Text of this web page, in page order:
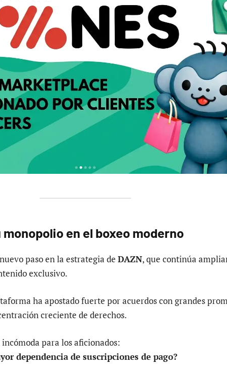
en el boxeo moderno
paso en la estrategia de DAZN, que continúa
exclusivo.
ha apostado fuerte por acuerdos con grandes
creciente de derechos.
para los aficionados:
dependencia de suscripciones de pago?